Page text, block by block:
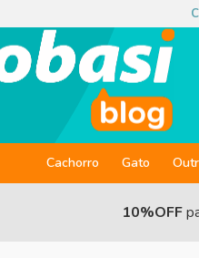
Cachorro Gato
10%OFF